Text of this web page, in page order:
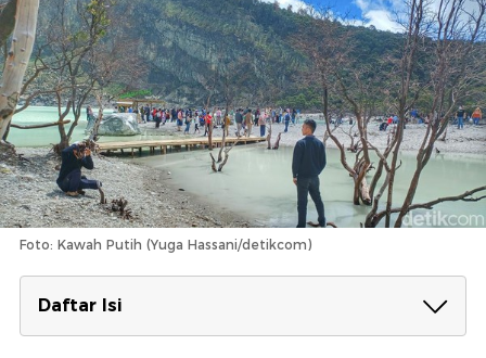
Foto: Kawah Putih (Yuga Hassani/detikcom)
Daftar Isi
Sekilas tentang Kawah Putih Ciwidey